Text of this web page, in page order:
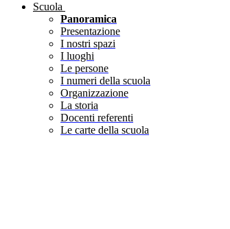
Scuola
Panoramica
Presentazione
I nostri spazi
I luoghi
Le persone
I numeri della scuola
Organizzazione
La storia
Docenti referenti
Le carte della scuola